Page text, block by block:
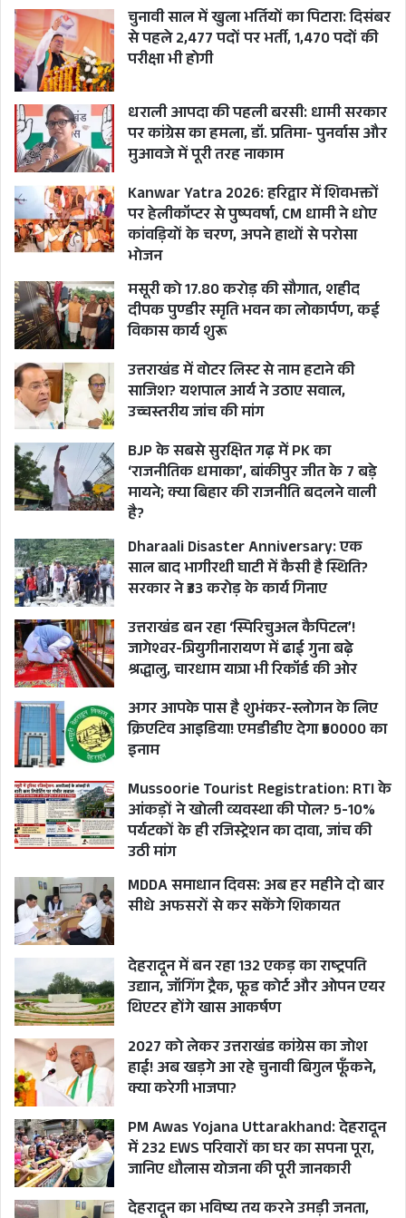
आफिस अथवा निर्धारित गन्तव्य तक सुरक्षित पहुँचाने हेतु
सैक्टर मजिस्ट्रेट नामित किये जाएँ।
CM PUSHKAR SINGH DHAMI
UKPSC
UKSSSC PAPER LEAK CASE
UTTARAKHAND
चुनावी साल में खुला भर्तियों का पिटारा: दिसंबर
से पहले 2,477 पदों पर भर्ती, 1,470 पदों की
परीक्षा भी होगी
धराली आपदा की पहली बरसी: धामी सरकार
पर कांग्रेस का हमला, डॉ. प्रतिमा- पुनर्वास और
मुआवजे में पूरी तरह नाकाम
Kanwar Yatra 2026: हरिद्वार में शिवभक्तों
पर हेलीकॉप्टर से पुष्पवर्षा, CM धामी ने धोए
कांवड़ियों के चरण, अपने हाथों से परोसा
भोजन
मसूरी को 17.80 करोड़ की सौगात, शहीद
दीपक पुण्डीर स्मृति भवन का लोकार्पण, कई
विकास कार्य शुरू
उत्तराखंड में वोटर लिस्ट से नाम हटाने की
साजिश? यशपाल आर्य ने उठाए सवाल,
उच्चस्तरीय जांच की मांग
BJP के सबसे सुरक्षित गढ़ में PK का
‘राजनीतिक धमाका’, बांकीपुर जीत के 7 बड़े
मायने; क्या बिहार की राजनीति बदलने वाली
है?
Dharaali Disaster Anniversary: एक
साल बाद भागीरथी घाटी में कैसी है स्थिति?
सरकार ने ₹33 करोड़ के कार्य गिनाए
उत्तराखंड बन रहा ‘स्पिरिचुअल कैपिटल’!
जागेश्वर-त्रियुगीनारायण में ढाई गुना बढ़े
श्रद्धालु, चारधाम यात्रा भी रिकॉर्ड की ओर
अगर आपके पास है शुभंकर-स्लोगन के लिए
क्रिएटिव आइडिया! एमडीडीए देगा ₹50000 का
इनाम
Mussoorie Tourist Registration: RTI के
आंकड़ों ने खोली व्यवस्था की पोल? 5-10%
पर्यटकों के ही रजिस्ट्रेशन का दावा, जांच की
उठी मांग
MDDA समाधान दिवस: अब हर महीने दो बार
सीधे अफसरों से कर सकेंगे शिकायत
देहरादून में बन रहा 132 एकड़ का राष्ट्रपति
उद्यान, जॉगिंग ट्रैक, फूड कोर्ट और ओपन एयर
थिएटर होंगे खास आकर्षण
2027 को लेकर उत्तराखंड कांग्रेस का जोश
हाई! अब खड़गे आ रहे चुनावी बिगुल फूँकने,
क्या करेगी भाजपा?
PM Awas Yojana Uttarakhand: देहरादून
में 232 EWS परिवारों का घर का सपना पूरा,
जानिए धौलास योजना की पूरी जानकारी
देहरादून का भविष्य तय करने उमड़ी जनता,